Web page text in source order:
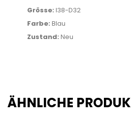
Grösse: I38-D32
Farbe: Blau
Zustand: Neu
ÄHNLICHE